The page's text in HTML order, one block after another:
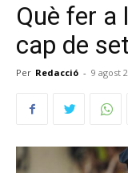
Què fer a
cap de
Per Redacció - 9 agost